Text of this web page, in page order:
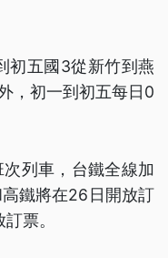
初五國3從新竹到燕
，初一到初五每日0
列車，台鐵全線加
鐵將在26日開放訂
票。